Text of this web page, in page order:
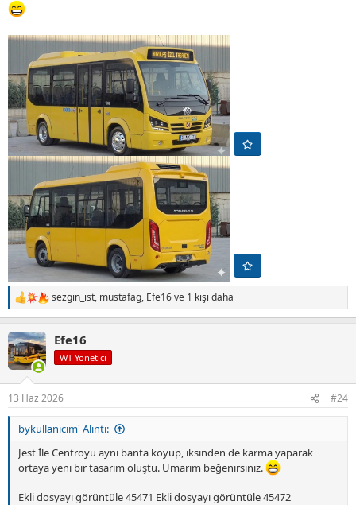
T
e
k
i
l
r
:
sezgin_ist, mustafag, Efe16ve 1 kişi daha
Efe16
WT Yönetici
13 Haz 2026 #24
bykullanıcım' Alıntı:
Jest İle Centroyu aynı banta koyup, iksinden de karma yaparak
ortaya yeni bir tasarım oluştu. Umarım beğenirsiniz.
Ekli dosyayı görüntüle 45471 Ekli dosyayı görüntüle 45472